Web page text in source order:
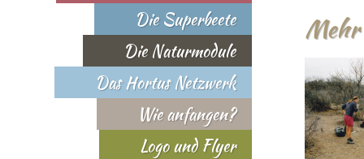
Die Superbeete
Die Naturmodule
Das Hortus Netzwerk
Wie anfangen?
Logo und Flyer